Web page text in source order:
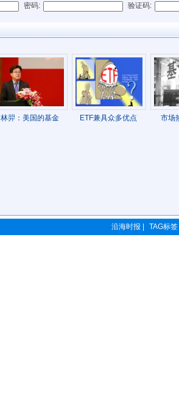
密码: 验证码:
林羿：美国的基金 ETF兼具众多优点 市场
沿海时报 | TAG标签